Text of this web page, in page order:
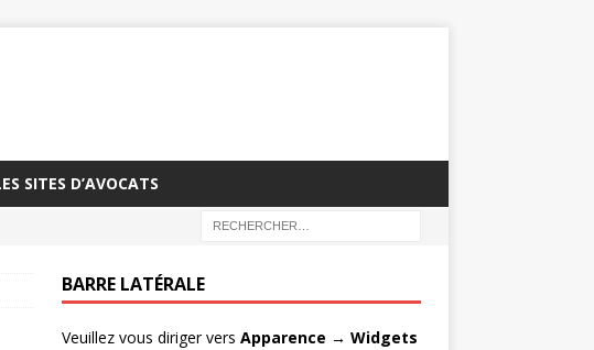
SITES D’AVOCATS
BARRE LATÉRALE
Veuillez vous diriger vers Apparence → Widgets